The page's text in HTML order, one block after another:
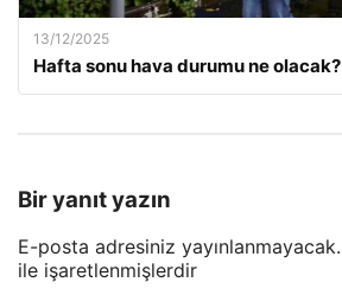
13/12/2025
Hafta sonu hava durumu ne olacak?
Bir yanıt yazın
E-posta adresiniz yayınlanmayacak.
ile işaretlenmişlerdir